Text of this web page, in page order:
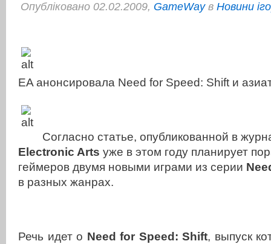
Опубліковано 02.02.2009, GameWayв Новини
ЕA анонсировала Need for Speed: Shift и
Согласно статье, опубликованной в
Electronic Arts уже в этом году планирует
геймеров двумя новыми играми из серии
в разных жанрах.
Речь идет о Need for Speed:Shift, выпуск